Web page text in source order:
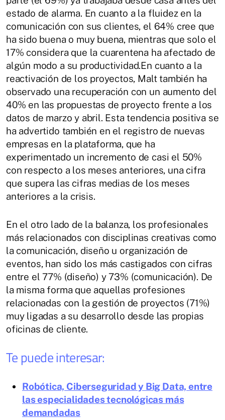
estado de alarma. En cuanto a la fluidez en la
comunicación con sus clientes, el 64% cree que
ha sido buena o muy buena, mientras que solo el
17% considera que la cuarentena ha afectado de
algún modo a su productividad.En cuanto a la
reactivación de los proyectos, Malt también ha
observado una recuperación con un aumento del
40% en las propuestas de proyecto frente a los
datos de marzo y abril. Esta tendencia positiva se
ha advertido también en el registro de nuevas
empresas en la plataforma, que ha
experimentado un incremento de casi el 50%
con respecto a los meses anteriores, una cifra
que supera las cifras medias de los meses
anteriores a la crisis.
En el otro lado de la balanza, los profesionales
más relacionados con disciplinas creativas como
la comunicación, diseño u organización de
eventos, han sido los más castigados con cifras
entre el 77% (diseño) y 73% (comunicación). De
la misma forma que aquellas profesiones
relacionadas con la gestión de proyectos (71%)
muy ligadas a su desarrollo desde las propias
oficinas de cliente.
Te puede interesar:
Robótica, Ciberseguridad y Big Data, entre
las especialidades tecnológicas más
demandadas